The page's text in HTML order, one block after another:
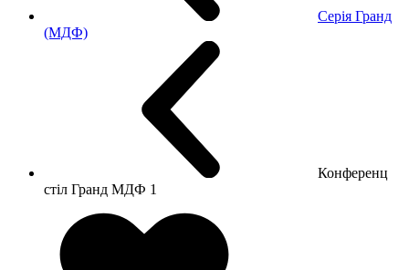
Серія Гранд
(МДФ)
Конференц
стіл Гранд МДФ 1